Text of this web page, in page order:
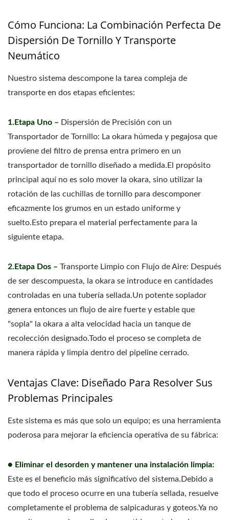
Cómo Funciona: La Combinación Perfecta De
Dispersión De Tornillo Y Transporte
Neumático
Nuestro sistema descompone la tarea compleja de
transporte en dos etapas eficientes:
1.Etapa Uno – Dispersión de Precisión con un
Transportador de Tornillo: La okara húmeda y pegajosa que
proviene del filtro de prensa entra primero en un
transportador de tornillo diseñado a medida.El propósito
principal aquí no es solo mover la okara, sino utilizar la
rotación de las cuchillas de tornillo para descomponer
eficazmente los grumos en un estado uniforme y
suelto.Esto prepara el material perfectamente para la
siguiente etapa.
2.Etapa Dos – Transporte Limpio con Flujo de Aire: Después
de ser descompuesta, la okara se introduce en cantidades
controladas en una tubería sellada.Un potente soplador
genera entonces un flujo de aire fuerte y estable que
"sopla" la okara a alta velocidad hacia un tanque de
recolección designado.Todo el proceso se completa de
manera rápida y limpia dentro del pipeline cerrado.
Ventajas Clave: Diseñado Para Resolver Sus
Problemas Principales
Este sistema es más que solo un equipo; es una herramienta
poderosa para mejorar la eficiencia operativa de su fábrica:
● Eliminar el desorden y mantener una instalación limpia:
Este es el beneficio más significativo del sistema.Debido a
que todo el proceso ocurre en una tubería sellada, resuelve
completamente el problema de salpicaduras y goteos.Ya no